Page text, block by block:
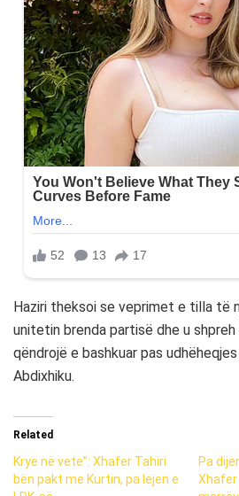
Haziri theksoi se veprimet e tilla të
unitetin brenda partisë dhe u
qëndrojë e bashkuar pas
Abdixhiku.
Related
Krye në vete”: Xhafer Tahiri
bën pakt me Kurtin, pa lejen e
Pa
Xhafer